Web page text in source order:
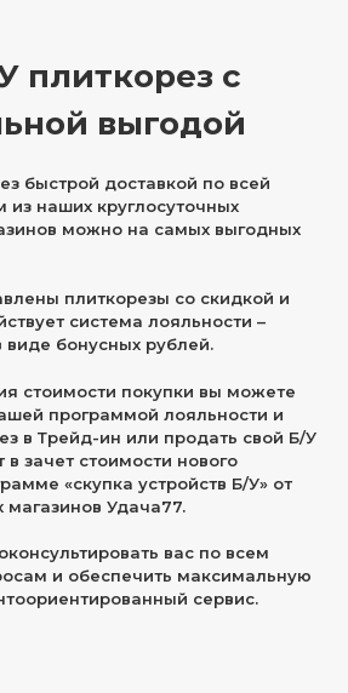
плиткорез с
выгодой
быстрой доставкой по всей
из наших круглосуточных
можно на самых выгодных
плиткорезы со скидкой и
система лояльности –
виде бонусных рублей.
стоимости покупки вы можете
программой лояльности и
в Трейд-ин или продать свой Б/У
в зачет стоимости нового
«скупка устройств Б/У» от
магазинов Удача77.
вас по всем
и обеспечить максимальную
сервис.